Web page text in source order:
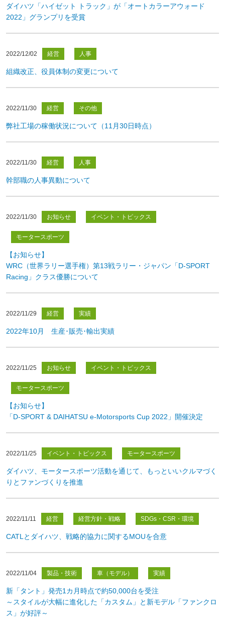
ダイハツ「ハイゼット トラック」が「オートカラーアウォード
2022」グランプリを受賞
2022/12/02 経営 人事
組織改正、役員体制の変更について
2022/11/30 経営 その他
弊社工場の稼働状況について（11月30日時点）
2022/11/30 経営 人事
幹部職の人事異動について
2022/11/30 お知らせ イベント・トピックス
モータースポーツ
【お知らせ】
WRC（世界ラリー選手権）第13戦ラリー・ジャパン「D-SPORT
Racing」クラス優勝について
2022/11/29 経営 実績
2022年10月 生産･販売･輸出実績
2022/11/25 お知らせ イベント・トピックス
モータースポーツ
【お知らせ】
「D-SPORT & DAIHATSU e-Motorsports Cup 2022」開催決定
2022/11/25 イベント・トピックス モータースポーツ
ダイハツ、モータースポーツ活動を通じて、もっといいクルマづく
りとファンづくりを推進
2022/11/11 経営 経営方針・戦略 SDGs・CSR・環境
CATLとダイハツ、戦略的協力に関するMOUを合意
2022/11/04 製品・技術 車（モデル） 実績
新「タント」発売1カ月時点で約50,000台を受注
～スタイルが大幅に進化した「カスタム」と新モデル「ファンクロ
ス」が好評～